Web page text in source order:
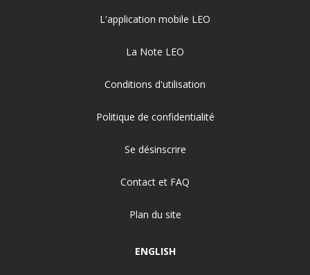
L'application mobile LEO
La Note LEO
Conditions d'utilisation
Politique de confidentialité
Se désinscrire
Contact et FAQ
Plan du site
ENGLISH